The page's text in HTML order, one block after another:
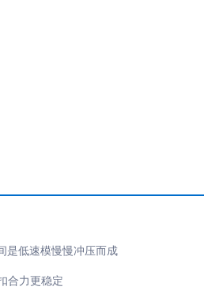
是低速模慢慢冲压而成
合力更稳定